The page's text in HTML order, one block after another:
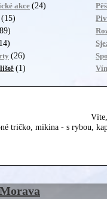
akce (24)
(15)
(26)
(1)
tričko, mikina - s rybou,